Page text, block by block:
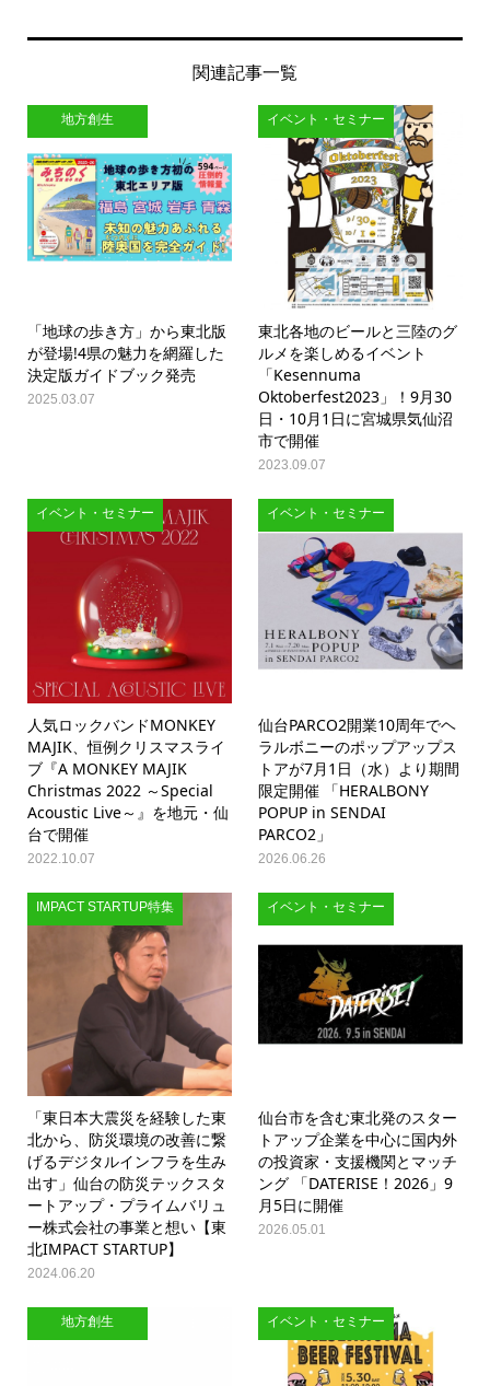
関連記事一覧
地方創生
「地球の歩き方」から東北版
が登場!4県の魅力を網羅した
決定版ガイドブック発売
2025.03.07
イベント・セミナー
東北各地のビールと三陸のグ
ルメを楽しめるイベント
「Kesennuma
Oktoberfest2023」！9月30
日・10月1日に宮城県気仙沼
市で開催
2023.09.07
イベント・セミナー
人気ロックバンドMONKEY
MAJIK、恒例クリスマスライ
ブ『A MONKEY MAJIK
Christmas 2022 ～Special
Acoustic Live～』を地元・仙
台で開催
2022.10.07
イベント・セミナー
仙台PARCO2開業10周年でヘ
ラルボニーのポップアップス
トアが7月1日（水）より期間
限定開催 「HERALBONY
POPUP in SENDAI
PARCO2」
2026.06.26
IMPACT STARTUP特集
「東日本大震災を経験した東
北から、防災環境の改善に繋
げるデジタルインフラを生み
出す」仙台の防災テックスタ
ートアップ・プライムバリュ
ー株式会社の事業と想い【東
北IMPACT STARTUP】
2024.06.20
イベント・セミナー
仙台市を含む東北発のスター
トアップ企業を中心に国内外
の投資家・支援機関とマッチ
ング 「DATERISE！2026」9
月5日に開催
2026.05.01
地方創生 イベント・セミナー